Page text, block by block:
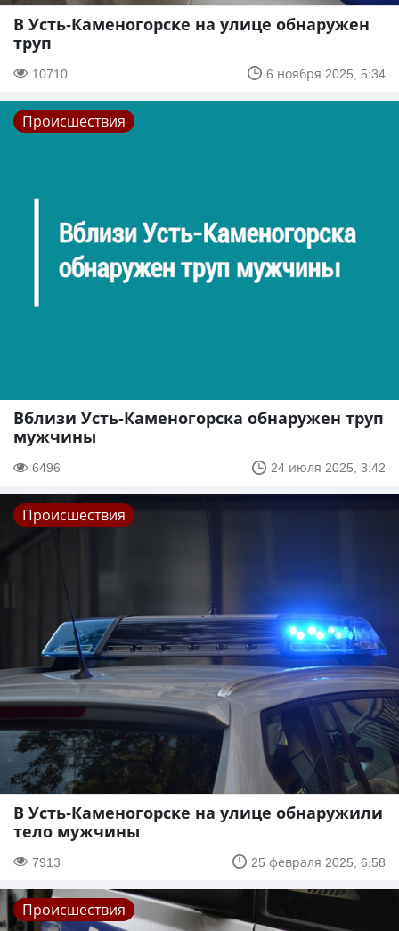
В Усть-Каменогорске на улице обнаружен
труп
10710 6 ноября 2025, 5:34
Происшествия
Вблизи Усть-Каменогорска обнаружен труп
мужчины
6496 24 июля 2025, 3:42
Происшествия
В Усть-Каменогорске на улице обнаружили
тело мужчины
7913 25 февраля 2025, 6:58
Происшествия